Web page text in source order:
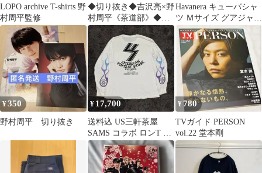
LOPO archive T-shirts 野
村周平監修
◆切り抜き◆吉沢亮×野
村周平《茶道部》◆６
ページ
Havanera キューバシャ
ツ Ｍサイズ グアジャベ
ーラ 野村周平 古着
¥350
野村周平 切り抜き
¥ 17,700
送料込 US三軒茶屋
SAMS コラボ ロンT L
山田レン 野村周平
¥ 780
TVガイド PERSON
vol.22 堂本剛